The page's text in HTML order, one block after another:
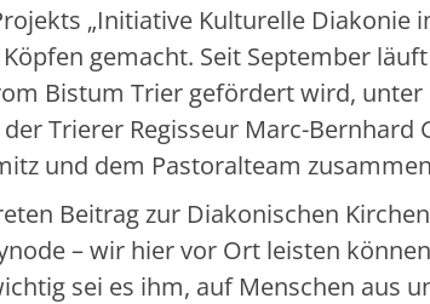
„Initiative Kulturelle Diakonie
gemacht. Seit September
Bistum Trier gefördert wird,
Trierer Regisseur Marc-Bernhard
und dem Pastoralteam
Beitrag zur Diakonischen
– wir hier vor Ort leisten
sei es ihm, auf Menschen aus